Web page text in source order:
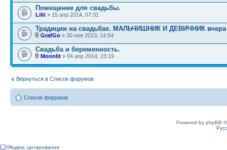
Помещение для свадьбы.
Lilit » 15 апр 2014, 07:31
Традиции на свадьбах. МАЛЬЧИШНИК И ДЕВИЧНИК вчера
GrafGo » 30 ноя 2013, 14:54
Свадьба и беременность.
Moonlit » 04 апр 2014, 23:19
Вернуться в Список форумов
Список форумов
Powered by phpBB